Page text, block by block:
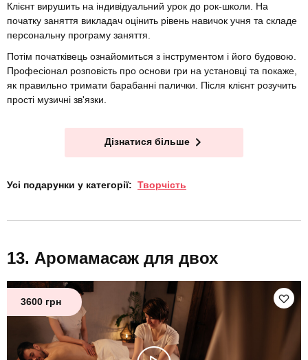
Клієнт вирушить на індивідуальний урок до рок-школи. На
початку заняття викладач оцінить рівень навичок учня та складе
персональну програму заняття.
Потім початківець ознайомиться з інструментом і його будовою.
Професіонал розповість про основи гри на установці та покаже,
як правильно тримати барабанні палички. Після клієнт розучить
прості музичні зв'язки.
Дізнатися більше
Усі подарунки у категорії: Творчість
Аромамасаж для двох
3600 грн